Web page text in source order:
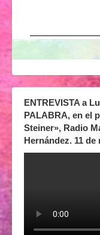
ENTREVISTA a
PALABRA, en el
Steiner», Radio
Hernández. 11 de